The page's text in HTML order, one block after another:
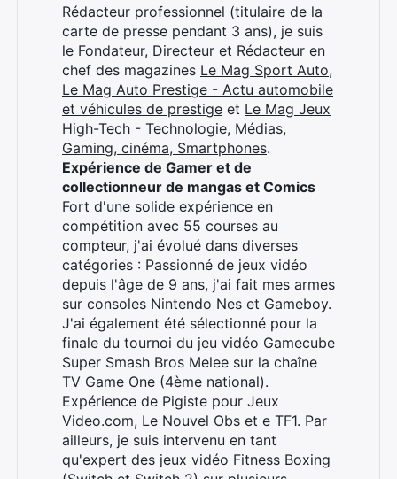
Rédacteur professionnel (titulaire de la
carte de presse pendant 3 ans), je suis
le Fondateur, Directeur et Rédacteur en
chef des magazines Le Mag Sport Auto,
Le Mag Auto Prestige - Actu automobile
et véhicules de prestige et Le Mag Jeux
High-Tech - Technologie, Médias,
Gaming, cinéma, Smartphones.
Expérience de Gamer et de
collectionneur de mangas et Comics
Fort d'une solide expérience en
compétition avec 55 courses au
compteur, j'ai évolué dans diverses
catégories : Passionné de jeux vidéo
depuis l'âge de 9 ans, j'ai fait mes armes
sur consoles Nintendo Nes et Gameboy.
J'ai également été sélectionné pour la
finale du tournoi du jeu vidéo Gamecube
Super Smash Bros Melee sur la chaîne
TV Game One (4ème national).
Expérience de Pigiste pour Jeux
Video.com, Le Nouvel Obs et e TF1. Par
ailleurs, je suis intervenu en tant
qu'expert des jeux vidéo Fitness Boxing